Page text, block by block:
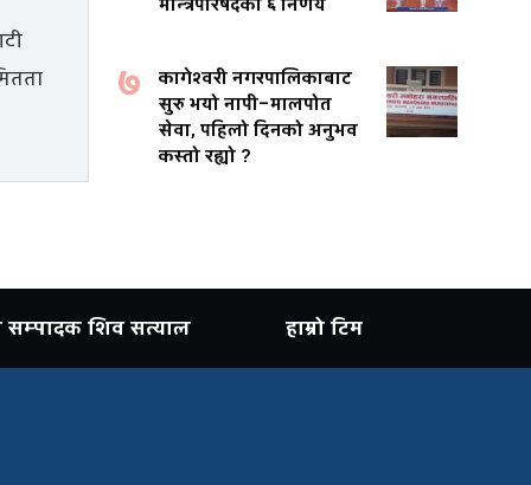
मन्त्रिपरिषदका ६ निर्णय
७
कागेश्वरी नगरपालिकाबाट
सुरु भयो नापी–मालपोत
सेवा, पहिलो दिनको अनुभव
कस्तो रह्यो ?
सम्पादक शिव सत्याल हाम्रो टिम